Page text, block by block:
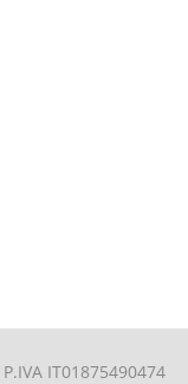
P.IVA IT01875490474